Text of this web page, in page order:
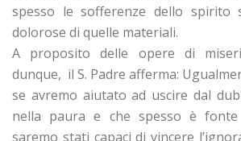
spesso le sofferenze dello spirito
dolorose di quelle materiali.
A proposito delle opere di
dunque, il S. Padre afferma:
se avremo aiutato ad uscire dal
nella paura e che spesso è
saremo stati capaci di vincere